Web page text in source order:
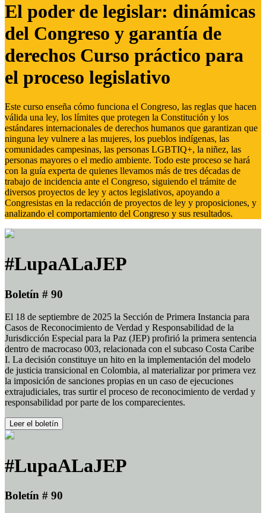
El poder de legislar: dinámicas
del Congreso y garantía de
derechos Curso práctico para
el proceso legislativo
Este curso enseña cómo funciona el Congreso, las reglas que hacen
válida una ley, los límites que protegen la Constitución y los
estándares internacionales de derechos humanos que garantizan que
ninguna ley vulnere a las mujeres, los pueblos indígenas, las
comunidades campesinas, las personas LGBTIQ+, la niñez, las
personas mayores o el medio ambiente. Todo este proceso se hará
con la guía experta de quienes llevamos más de tres décadas de
trabajo de incidencia ante el Congreso, siguiendo el trámite de
diversos proyectos de ley y actos legislativos, apoyando a
Congresistas en la redacción de proyectos de ley y proposiciones, y
analizando el comportamiento del Congreso y sus resultados.
#LupaALaJEP
Boletín # 90
El 18 de septiembre de 2025 la Sección de Primera Instancia para
Casos de Reconocimiento de Verdad y Responsabilidad de la
Jurisdicción Especial para la Paz (JEP) profirió la primera sentencia
dentro de macrocaso 003, relacionada con el subcaso Costa Caribe
I. La decisión constituye un hito en la implementación del modelo
de justicia transicional en Colombia, al materializar por primera vez
la imposición de sanciones propias en un caso de ejecuciones
extrajudiciales, tras surtir el proceso de reconocimiento de verdad y
responsabilidad por parte de los comparecientes.
Leer el boletín
#LupaALaJEP
Boletín # 90